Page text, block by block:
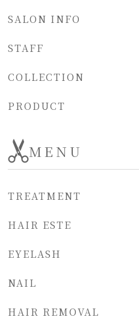
SALON INFO
STAFF
COLLECTION
PRODUCT
MENU
TREATMENT
HAIR ESTE
EYELASH
NAIL
HAIR REMOVAL